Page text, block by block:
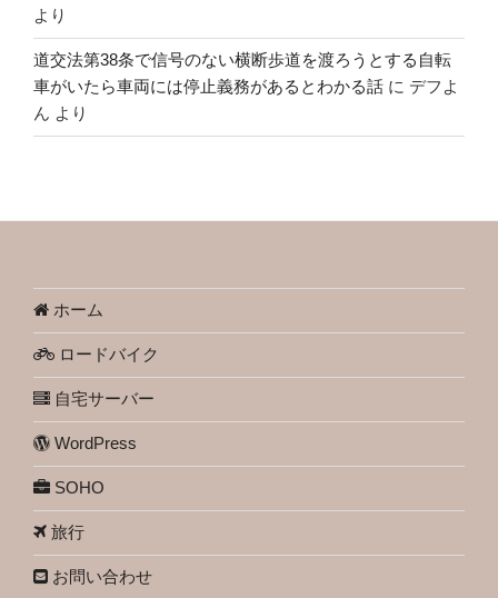
より
道交法第38条で信号のない横断歩道を渡ろうとする自転
車がいたら車両には停止義務があるとわかる話 に デフよ
ん より
ホーム
ロードバイク
自宅サーバー
WordPress
SOHO
旅行
お問い合わせ